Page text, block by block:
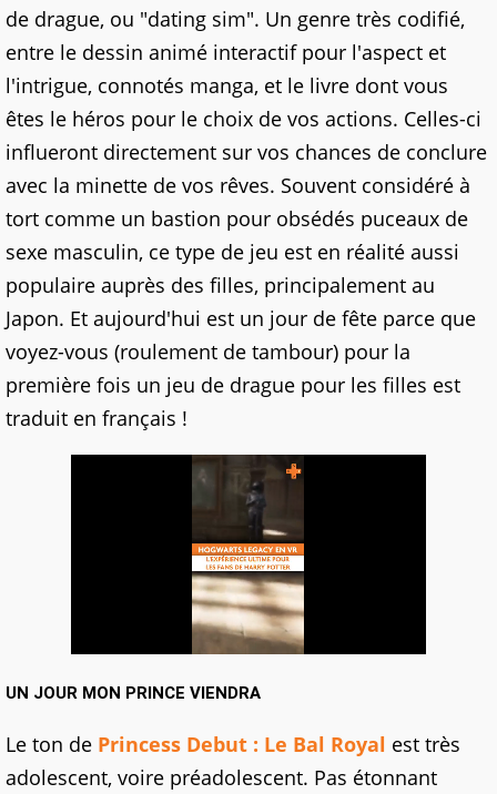
de drague, ou "dating sim". Un genre très codifié,
entre le dessin animé interactif pour l'aspect et
l'intrigue, connotés manga, et le livre dont vous
êtes le héros pour le choix de vos actions. Celles-ci
influeront directement sur vos chances de conclure
avec la minette de vos rêves. Souvent considéré à
tort comme un bastion pour obsédés puceaux de
sexe masculin, ce type de jeu est en réalité aussi
populaire auprès des filles, principalement au
Japon. Et aujourd'hui est un jour de fête parce que
voyez-vous (roulement de tambour) pour la
première fois un jeu de drague pour les filles est
traduit en français !
UN JOUR MON PRINCE VIENDRA
Le ton de Princess Debut : Le Bal Royal est très
adolescent, voire préadolescent. Pas étonnant